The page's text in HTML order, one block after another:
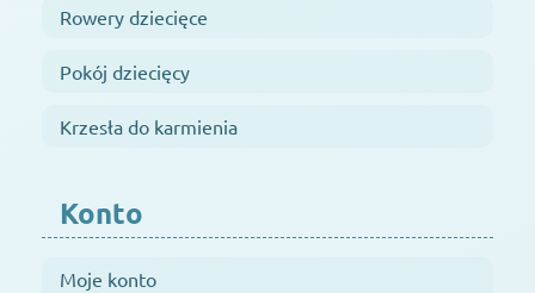
Rowery dziecięce
Pokój dziecięcy
Krzesła do karmienia
Konto
Moje konto